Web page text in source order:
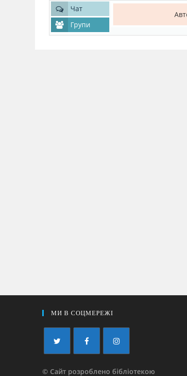
Чат
Групи
МИ В СОЦМЕРЕЖІ
© Сайт розроблено бібліотекою